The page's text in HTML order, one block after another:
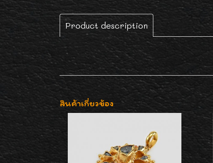
Product description
สินค้าเกี่ยวข้อง